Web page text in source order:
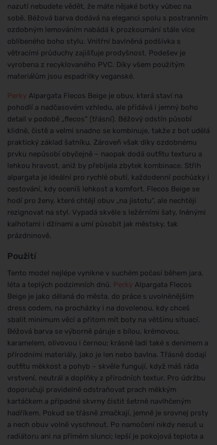
nazutí nebudete vědět, že máte nějaké botky vůbec na
sobě. Béžová barva dodává na eleganci spolu s postranním
ozdobným lemováním nabádá k prozkoumání stále více
oblíbeného boho stylu. Vnitřní bavlněná podšívka s
větracími průduchy zajišťuje prodyšnost. Podešev je
vyrobena z recyklovaného PVC. Díky všem použitým
materiálům jsou espadrilky veganské.
Perky Alpargata Flecos Beige je obuv, která staví na
pohodlí a nadčasovém vzhledu, ale přidává i jemný boho
detail v podobě „flecos“ (třásní). Béžový odstín působí
klidně, čistě a velmi snadno se kombinuje, takže z bot udělá
praktický základ šatníku. Zároveň však díky ozdobnému
prvku nepůsobí obyčejně – naopak dodá outfitu texturu a
lehkou hravost, aniž by přebíjela zbytek kombinace. Střih
alpargata je ideální pro rychlé obutí, každodenní pochůzky i
cestování, kdy oceníš lehkost a komfort. Flecos Beige se
hodí pro ženy, které chtějí obuv „na jistotu“, ale nechtějí
rezignovat na styl. Vypadá skvěle s ležérními šaty, lněnými
kalhotami i džínami a umí působit jak městsky, tak
prázdninově.
Použití
Tento model nejlépe vynikne v suchém počasí během jara,
léta a teplých podzimních dnů. Perky Alpargata Flecos
Beige je jako dělaná do města, do práce s uvolněnějším
dress codem, na procházky i na dovolenou, kdy chceš
sbalit minimum věcí a přitom mít boty na většinu situací.
Béžová barva se výborně páruje s bílou, krémovou,
karamelem, olivovou i černou; krásně ladí také s denimem a
přírodními materiály, jako je len nebo bavlna. Třásně dodají
outfitu měkkost a pohyb – skvěle fungují, když máš ráda
vrstvení, neutrál a doplňky z přírodních textur. Pro údržbu
doporučuji pravidelně odstraňovat prach měkkým
kartáčkem a případné skvrny čistit šetrně navlhčeným
hadříkem. Pokud se třásně zmačkají, jemně je srovnej prsty
a nech obuv volně vyschnout. Po namočení nikdy nesuš u
radiátoru ani na přímém slunci; lepší je pokojová teplota a